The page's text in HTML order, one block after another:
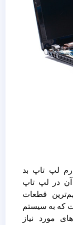
رم لپ تاپ بد
در لپ تاپ
قطعات
که به سیستم
مورد نیاز